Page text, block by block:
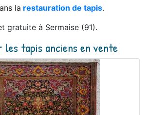
la restauration de tapis.
gratuite à Sermaise (91).
les tapis anciens en vente